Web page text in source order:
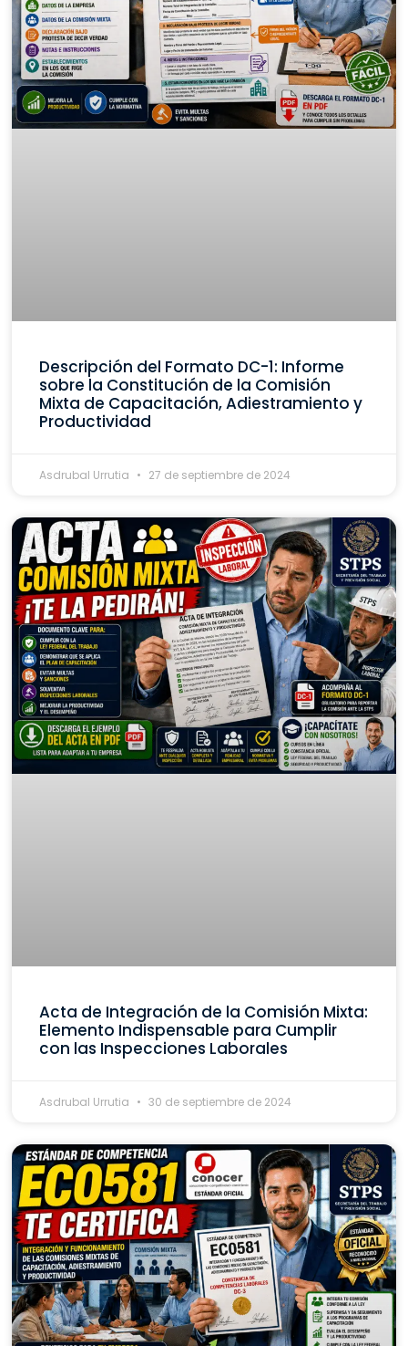
Descripción del Formato DC-1: Informe
sobre la Constitución de la Comisión
Mixta de Capacitación, Adiestramiento y
Productividad
Asdrubal Urrutia 27 de septiembre de 2024
Acta de Integración de la Comisión Mixta:
Elemento Indispensable para Cumplir
con las Inspecciones Laborales
Asdrubal Urrutia 30 de septiembre de 2024